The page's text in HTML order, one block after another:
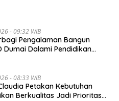
- 09:32 WIB
Pengalaman Bangun
Dumai Dalami Pendidikan
- 08:33 WIB
Petakan Kebutuhan
Berkualitas Jadi Prioritas